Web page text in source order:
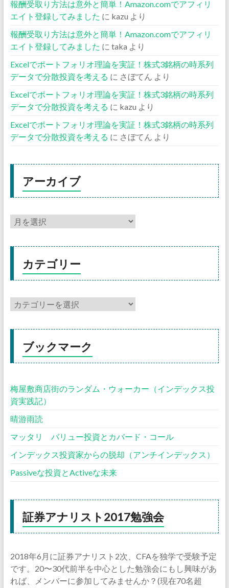
報酬受取り方法は意外と簡単！Amazon.comでアフィリ
エイト登録してみました に kazu より
報酬受取り方法は意外と簡単！Amazon.comでアフィリ
エイト登録してみました に taka より
Excelでポートフォリオ理論を実証！株式3銘柄の時系列
データで分散投資を考える に さぼてん より
Excelでポートフォリオ理論を実証！株式3銘柄の時系列
データで分散投資を考える に kazu より
Excelでポートフォリオ理論を実証！株式3銘柄の時系列
データで分散投資を考える に さぼてん より
アーカイブ
カテゴリー
ブックマーク
梅屋敷商店街のランダム・ウォーカー（インデックス投
資実践記）
晴游雨読
マッタリ バリュー投資とカバード・コール
インデックス投資家からの脱却（アンチインデックス）
Passiveな投資とActiveな未来
証券アナリスト2017勉強会
2018年6月に証券アナリスト2次、CFAを独学で受験予定
です。20〜30代前半を中心とした勉強会にもし興味があ
れば、メンバーに参加してみませんか？(現在70名超